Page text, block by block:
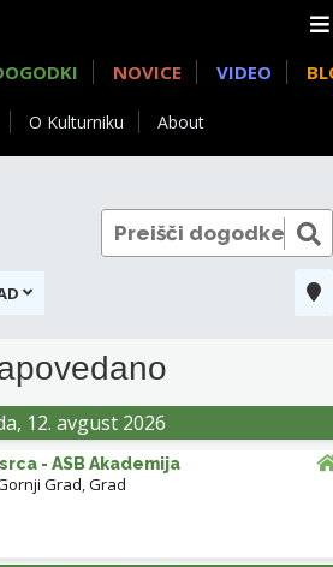
O Kulturniku About
NOVICE VIDEO
12. avgust 2026
- ASB Akademija
Grad,Grad